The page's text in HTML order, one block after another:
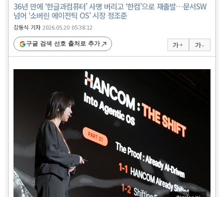
36년 만에 ‘한글과컴퓨터’ 사명 버리고 ‘한컴’으로 재출발…문서SW
넘어 ‘소버린 에이전틱 OS’ 시장 정조준
강동식 기자2026.05.20 05:38:12
가 + 가 -
구글 검색 선호 출처로 추가